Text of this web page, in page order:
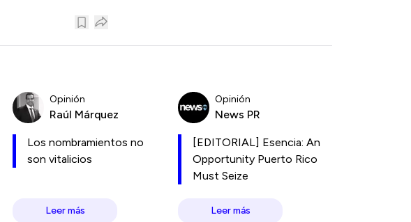
Opinión
Raúl Márquez
Los nombramientos no
son vitalicios
Leer más
Opinión
News PR
[EDITORIAL] Esencia: An
Opportunity Puerto Rico
Must Seize
Leer más